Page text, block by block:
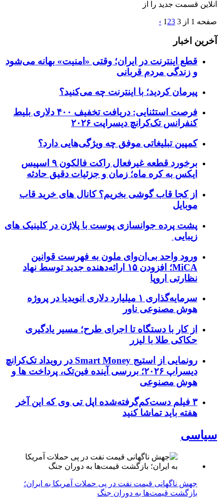
آنلاین قسمت جدید را از
صفحه 1 از 3 1 23
›
آخرین اخبار
قطع اینترنت در ایران؛ وقتی «امنیت» بهانه می‌شود
و زندگی مردم قربانی
پیرمان کردید؛ با اینترنت چه می‌کنید؟
فرصت استثنایی: دریافت تخفیف ۴۰۰ دلاری بلیط
کنفرانس تک‌کرانچ دیسراپت ۲۰۲۶
کمپین تبلیغاتی موفق چه ویژگی‌هایی دارد؟
برخورد قطعه غیرفعال راکت فالکون ۹ اسپیس
ایکس به کره ماه؛ زمان و جزئیات دقیق حادثه
از کجا قاب گوشی بخریم؟ کانال های خرید قاب
موبایل
پشت پرده جوانسازی پوست با پلاژن در کلینیک های
زیبایی
ورود واحد بی‌ان‌وای ملون به فهرست قوانین
MiCA؛ افزودن ۱۵ ارائه‌دهنده جدید توسط نهاد
نظارتی اروپا
سرمایه‌گذاری ۱ میلیارد دلاری انویدیا در پروژه
هوش مصنوعی ناور
از کار با دستگاه تا اجرای طرح؛ مسیر یادگیری
حکاکی طلا با لیزر
رونمایی از استیج Smart Money در رویداد تک‌کرانچ
دیسراپ ۲۰۲۶؛ بررسی آینده فین‌تک، پرداخت‌ ها و
هوش مصنوعی
۳ فیلم دست‌کم‌گرفته‌شده اپل تی وی که این آخر
هفته باید تماشا کنید
سیاسی
جهش ناگهانی قیمت نفت در پی حملات آمریکا به ایران؛
بازگشت قیمت‌ها به دوران جنگ